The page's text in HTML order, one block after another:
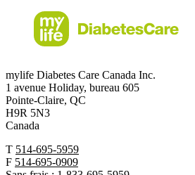
mylife Diabetes Care Canada Inc.
1 avenue Holiday, bureau 605
Pointe-Claire, QC
H9R 5N3
Canada
T 514-695-5959
F 514-695-0909